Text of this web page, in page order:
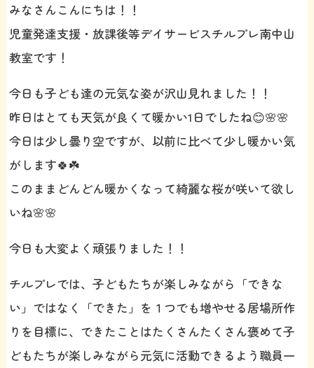
みなさんこんにちは！！
児童発達支援・放課後等デイサービスチルプレ南中山
教室です！
今日も子ども達の元気な姿が沢山見れました！！
昨日はとても天気が良くて暖かい1日でしたね😊🌸🌸
今日は少し曇り空ですが、以前に比べて少し暖かい気
がします🍀☘️
このままどんどん暖かくなって綺麗な桜が咲いて欲し
いね🌸🌸
今日も大変よく頑張りました！！
チルプレでは、子どもたちが楽しみながら「できな
い」ではなく「できた」を１つでも増やせる居場所作
りを目標に、できたことはたくさんたくさん褒めて子
どもたちが楽しみながら元気に活動できるよう職員一